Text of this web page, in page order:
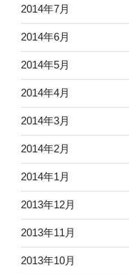
2014年7月
2014年6月
2014年5月
2014年4月
2014年3月
2014年2月
2014年1月
2013年12月
2013年11月
2013年10月